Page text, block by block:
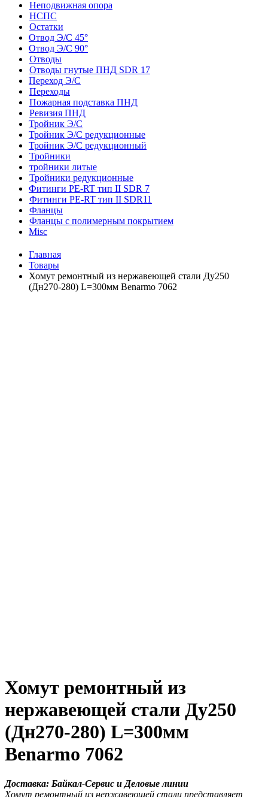
Неподвижная опора
НСПС
Остатки
Отвод Э/С 45°
Отвод Э/С 90°
Отводы
Отводы гнутые ПНД SDR 17
Переход Э/С
Переходы
Пожарная подставка ПНД
Ревизия ПНД
Тройник Э/С
Тройник Э/С редукционные
Тройник Э/С редукционный
Тройники
тройники литые
Тройники редукционные
Фитинги PE-RT тип II SDR 7
Фитинги PE-RT тип II SDR11
Фланцы
Фланцы с полимерным покрытием
Misc
Главная
Товары
Хомут ремонтный из нержавеющей стали Ду250
(Дн270-280) L=300мм Benarmo 7062
Хомут ремонтный из
нержавеющей стали Ду250
(Дн270-280) L=300мм
Benarmo 7062
Доставка: Байкал-Сервис и Деловые линии
Хомут ремонтный из нержавеющей стали представляет